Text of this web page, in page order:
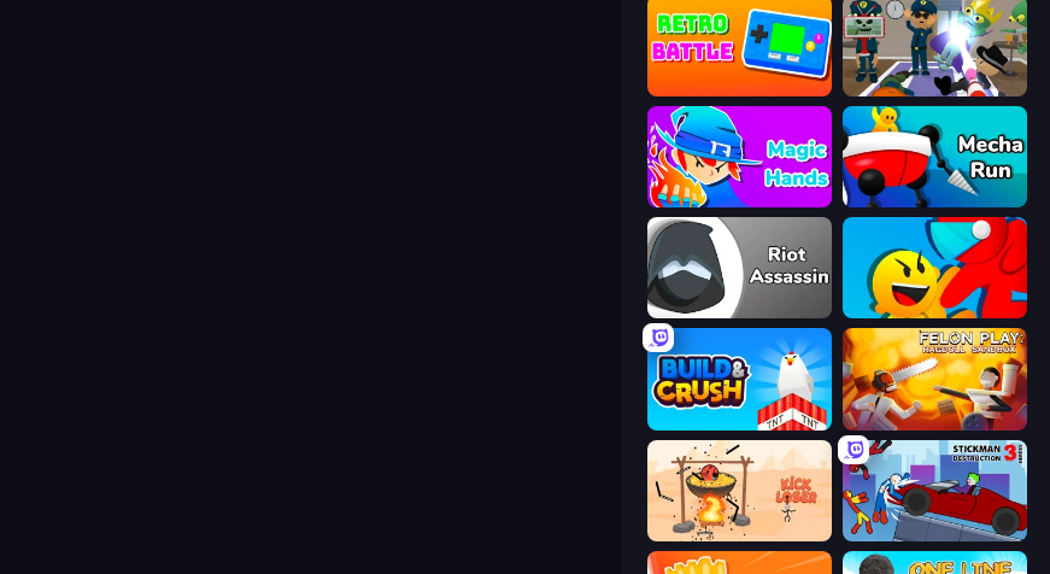
Find The Alien
Magic Hands Mecha Run
Riot Assassin Riot Escape
Build and Crush Felon Play: Ragdoll Sandbox
Kick Loser Stickman Destruction 3 Heroes